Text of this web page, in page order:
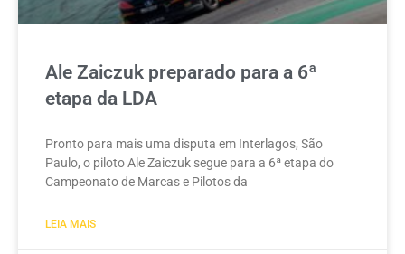
Ale Zaiczuk preparado para a 6ª
etapa da LDA
Pronto para mais uma disputa em Interlagos, São
Paulo, o piloto Ale Zaiczuk segue para a 6ª etapa do
Campeonato de Marcas e Pilotos da
LEIA MAIS